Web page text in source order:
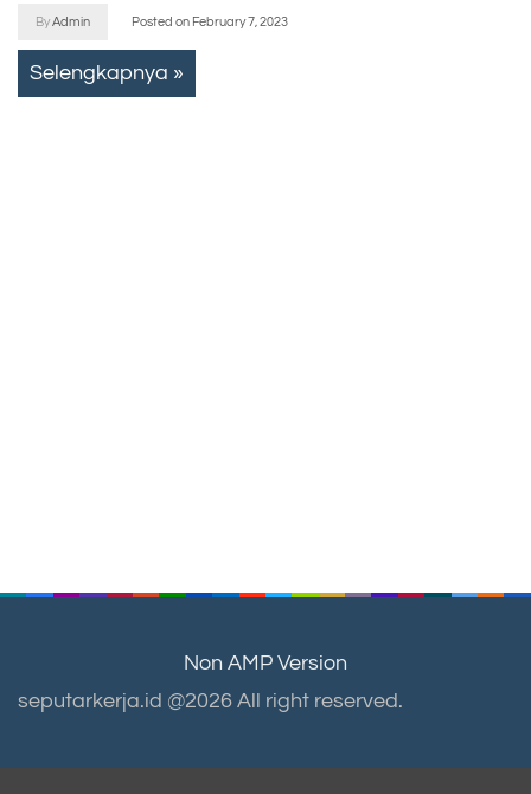
ByAdmin Posted on February 7, 2023
Selengkapnya »
Non AMP Version
seputarkerja.id @2026 All right reserved.